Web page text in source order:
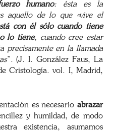
humano: ésta es la
aquello de lo que «vive el
con él sólo cuando tiene
lo tiene, cuando cree estar
precisamente en la llamada
”. (J. I. González Faus, La
Cristología. vol. I, Madrid,
es necesario abrazar
y humildad, de modo
existencia, asumamos